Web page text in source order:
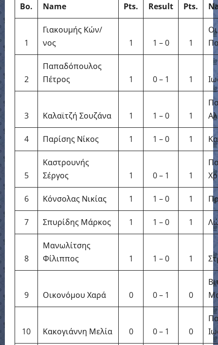
Bo. Name Pts. Result Pts.
1
Γιακουμής Κών/
νος
1 1 – 0 1
2
Παπαδόπουλος
Πέτρος
1 0 – 1 1
3 Καλαϊτζή Σουζάνα 1 1 – 0 1
4 Παρίσης Νίκος 1 1 – 0 1
5
Καστρουνής
Σέργος
1 0 – 1 1
6 Κόνσολας Νικίας 1 1 – 0 1
7 Σπυρίδης Μάρκος 1 1 – 0 1
8
Μανωλίτσης
Φίλιππος
1 1 – 0 1
9 Οικονόμου Χαρά 0 0 – 1 0
10 Κακογιάννη Μελία 0 0 – 1 0